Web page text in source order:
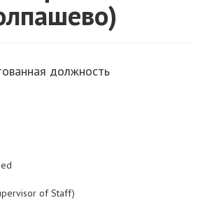
должность
of Staff)